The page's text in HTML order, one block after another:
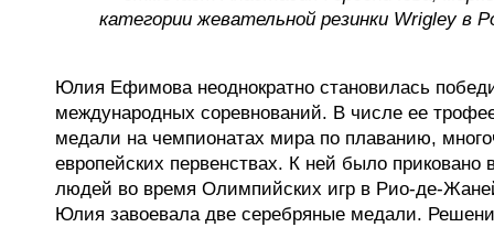
категории жевательной резинки Wrigley в
Юлия Ефимова неоднократно становилась
международных соревнований. В числе ее
медали на чемпионатах мира по плаванию,
европейских первенствах. К ней было
людей во время Олимпийских игр в Рио-де-
Юлия завоевала две серебряные медали.